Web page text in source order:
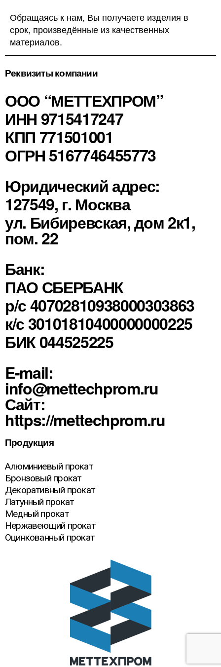
Обращаясь к нам, Вы получаете изделия в
срок, произведённые из качественных
материалов.
Реквизиты компании
ООО “МЕТТЕХПРОМ”
ИНН 9715417247
КПП 771501001
ОГРН 5167746455773
Юридический адрес:
127549, г. Москва
ул. Бибиревская, дом 2к1,
пом. 22
Банк:
ПАО СБЕРБАНК
р/с 40702810938000303863
к/с 30101810400000000225
БИК 044525225
E-mail:
info@mettechprom.ru
Сайт:
https://mettechprom.ru
Продукция
Алюминиевый прокат
Бронзовый прокат
Декоративный прокат
Латунный прокат
Медный прокат
Нержавеющий прокат
Оцинкованный прокат